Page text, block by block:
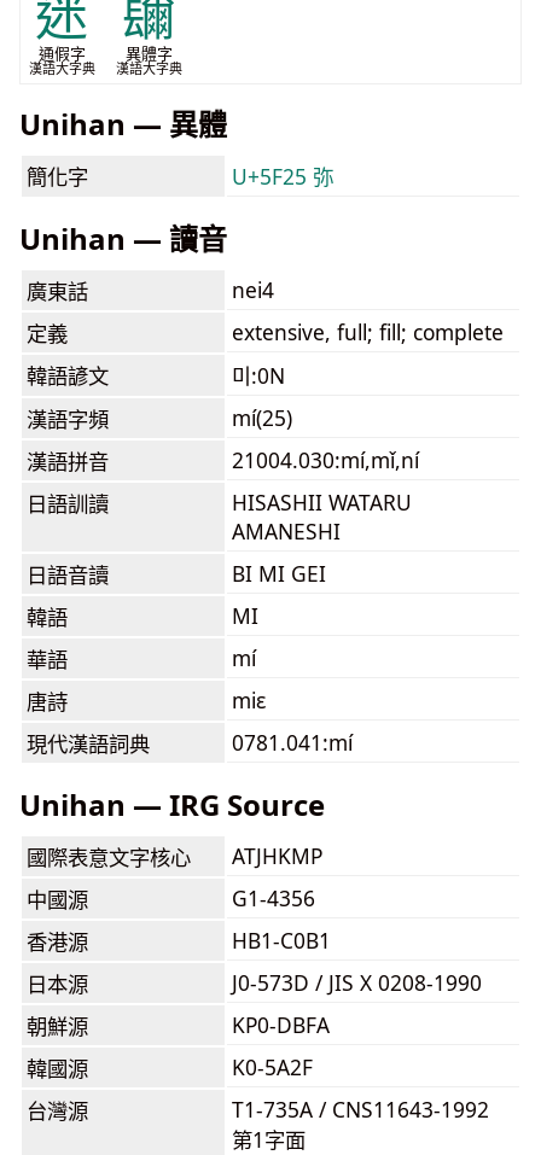
迷
通假字
漢語大字典
镾
異體字
漢語大字典
Unihan — 異體
簡化字 U+5F25 弥
Unihan — 讀音
廣東話
nei4
定義
extensive, full; fill; complete
韓語諺文
미:0N
漢語字頻
mí(25)
漢語拼音
21004.030:mí,mǐ,ní
日語訓讀
HISASHII WATARU
AMANESHI
日語音讀
BI MI GEI
韓語
MI
華語
mí
唐詩
miɛ
現代漢語詞典
0781.041:mí
Unihan — IRG Source
國際表意文字核心
ATJHKMP
中國源
G1-4356
香港源
HB1-C0B1
日本源
J0-573D / JIS X 0208-1990
朝鮮源
KP0-DBFA
韓國源
K0-5A2F
台灣源
T1-735A / CNS11643-1992
第1字面